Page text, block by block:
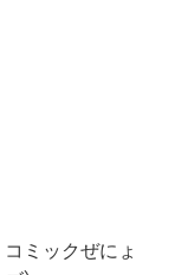
コミックぜにょ